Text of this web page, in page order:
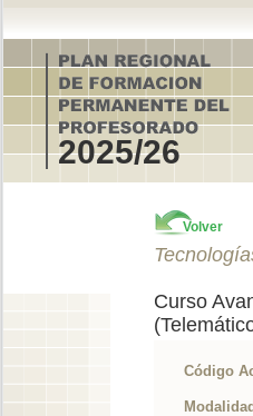
2025/26
Volver
Curso
Código
Modalidad